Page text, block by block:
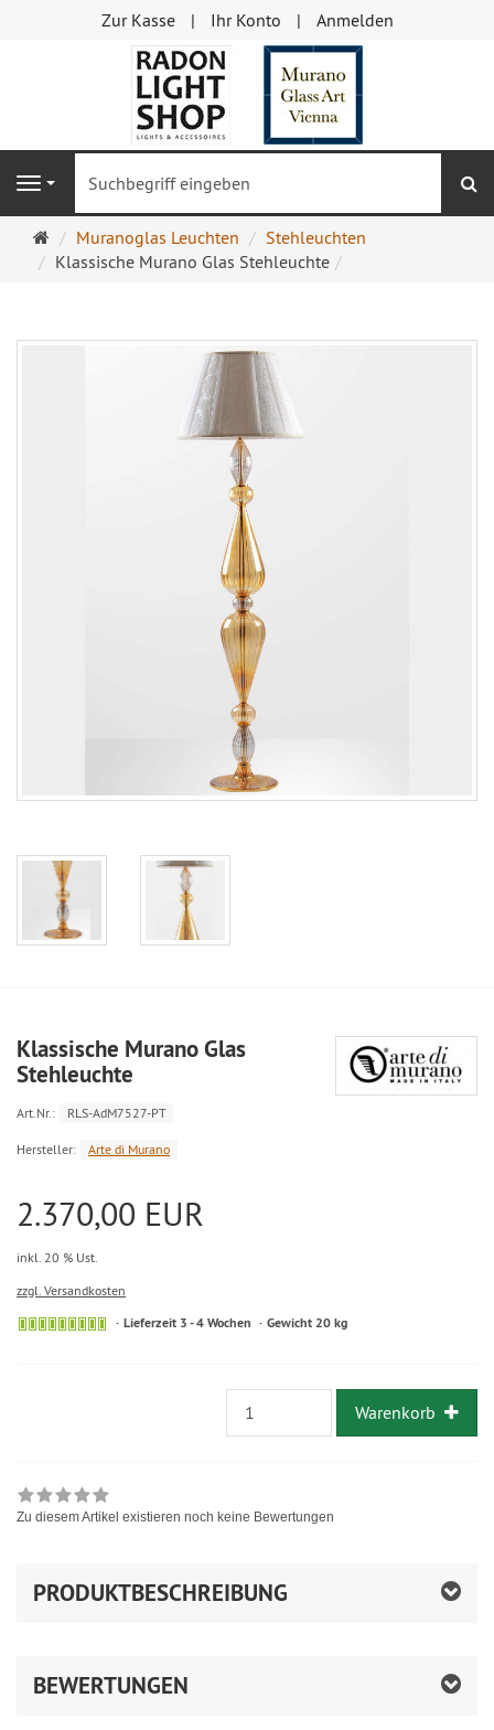
Zur Kasse Ihr Konto Anmelden
Navigation
Startseite
Muranoglas Leuchten
Stehleuchten
Klassische Murano Glas Stehleuchte
Klassische Murano Glas
Stehleuchte
Art.Nr.: RLS-AdM7527-PT
Hersteller: Arte di Murano
2.370,00 EUR
inkl. 20 % Ust.
zzgl. Versandkosten
Lieferzeit 3 - 4 Wochen Gewicht 20 kg
Warenkorb
Zu diesem Artikel existieren noch keine Bewertungen
PRODUKTBESCHREIBUNG
BEWERTUNGEN